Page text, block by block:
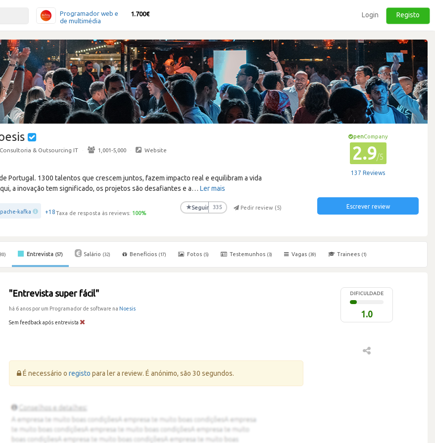
Programador web e
de multimédia
1.700€ Login Registo
Consultoria & Outsourcing IT · 1,001-5,000 · Website
Portugal. 1300 talentos que crescem juntos, fazem impacto real e equilibram a vida
a inovação tem significado, os projetos são desafiantes e a… Ler mais
kafka +18Taxa de resposta às reviews: 100%
★Seguir 335 Pedir review (5)
penCompany
2.9/5
137 Reviews
Escrever review
Entrevista (57) Salário (32) Benefícios (17) Fotos (5) Testemunhos (3) Vagas (39) Trainees (1)
"Entrevista super fácil"
há 6 anos por um Programador de software na Noesis
Sem feedback após entrevista
DIFICULDADE
1.0
Erro:
É necessário oregisto para ler a review. É anónimo, são 30 segundos.